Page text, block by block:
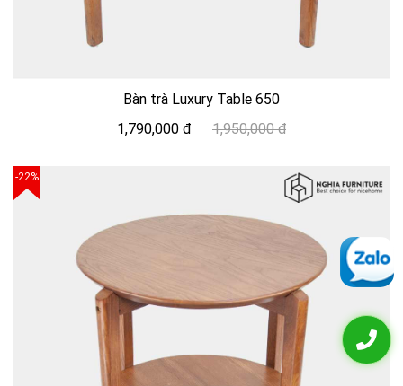
Bàn trà Luxury Table 650
1,790,000 đ
1,950,000 đ
-22%